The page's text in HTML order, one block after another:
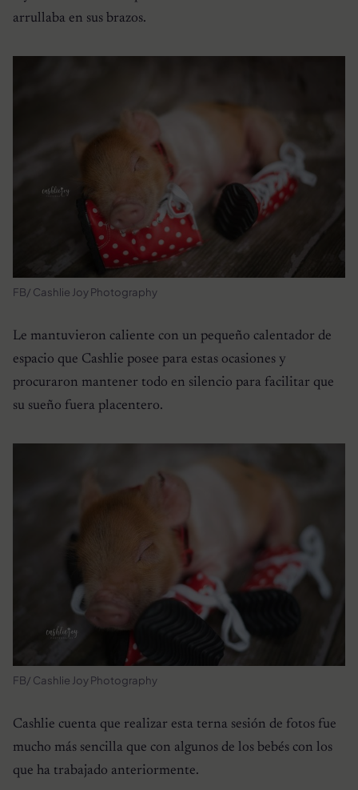
arrullaba en sus brazos.
FB/ Cashlie Joy Photography
Le mantuvieron caliente con un pequeño calentador de
espacio que Cashlie posee para estas ocasiones y
procuraron mantener todo en silencio para facilitar que
su sueño fuera placentero.
FB/ Cashlie Joy Photography
Cashlie cuenta que realizar esta terna sesión de fotos fue
mucho más sencilla que con algunos de los bebés con los
que ha trabajado anteriormente.